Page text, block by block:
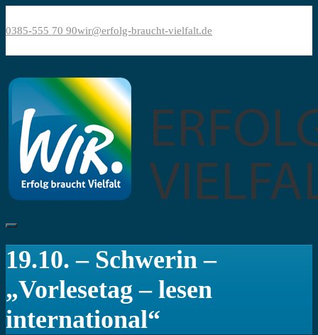
Bitte
Sie:
Website
ein
Barrierefreiheitssystem.
Inhalt
0385-555 70 90wir@erfolg-braucht-vielfalt.de
19.10. – Schwerin –
„Vorlesetag – lesen
international“